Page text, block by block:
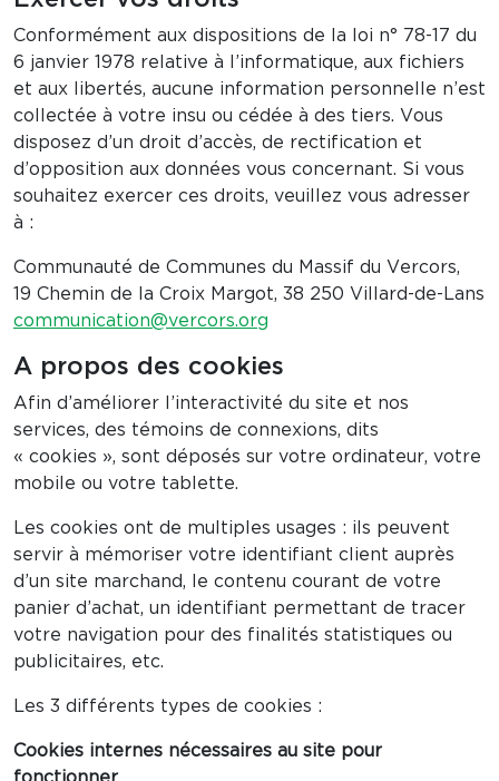
Conformément aux dispositions de la loi n° 78-17 du
6 janvier 1978 relative à l’informatique, aux fichiers
et aux libertés, aucune information personnelle n’est
collectée à votre insu ou cédée à des tiers. Vous
disposez d’un droit d’accès, de rectification et
d’opposition aux données vous concernant. Si vous
souhaitez exercer ces droits, veuillez vous adresser
à :
Communauté de Communes du Massif du Vercors,
19 Chemin de la Croix Margot, 38 250 Villard-de-Lans
communication@vercors.org
A propos des cookies
Afin d’améliorer l’interactivité du site et nos
services, des témoins de connexions, dits
« cookies », sont déposés sur votre ordinateur, votre
mobile ou votre tablette.
Les cookies ont de multiples usages : ils peuvent
servir à mémoriser votre identifiant client auprès
d’un site marchand, le contenu courant de votre
panier d’achat, un identifiant permettant de tracer
votre navigation pour des finalités statistiques ou
publicitaires, etc.
Les 3 différents types de cookies :
Cookies internes nécessaires au site pour